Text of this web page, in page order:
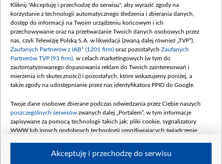
(wpłata wrzesień 100 mln, październik 350
mln, listopad 265 mln)
Dofinansowanie 48 862 000,00 PLN
Data podpisania umowy: GRUDZIEŃ 2025
(wpłata grudzień 60,548 mln)
Dofinansowanie 900 000 000,00 PLN
Data podpisania umowy: LUTY 2026 (wpłata
kwiecień 180 mln, 7 maja 180 mln, 8
czerwca 90 mln)
Dofinansowanie 250 000 000,00 PLN
4 sierpnia 250 mln
Kliknij "Akceptuję i przechodzę do serwisu", aby wyrazić zgody na
korzystanie z technologii automatycznego śledzenia i zbierania danych,
dostęp do informacji na Twoim urządzeniu końcowym i ich
przechowywanie oraz na przetwarzanie Twoich danych osobowych przez
nas, czyli Telewizję Polską S.A. w likwidacji (zwaną dalej również „TVP”),
Zaufanych Partnerów z IAB* (1201 firm) oraz pozostałych Zaufanych
Partnerów TVP (93 firm) , w celach marketingowych (w tym do
zautomatyzowanego dopasowania reklam do Twoich zainteresowań i
mierzenia ich skuteczności) i pozostałych, które wskazujemy poniżej, a
także zgody na udostępnianie przez nas identyfikatora PPID do Google.
Twoje dane osobowe zbierane podczas odwiedzania przez Ciebie naszych
poszczególnych serwisów zwanych dalej „Portalem”, w tym informacje
zapisywane za pomocą technologii takich jak: pliki cookie, sygnalizatory
WWW lub innych podobnych technologii umożliwiających świadczenie
Akceptuję i przechodzę do serwisu